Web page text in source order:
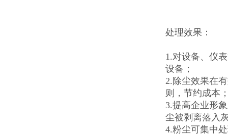
处理效果：
1.对设备、仪
设备；
2.除尘效果在
则，节约成本
3.提高企业形
尘被剥离落入
4.粉尘可集中